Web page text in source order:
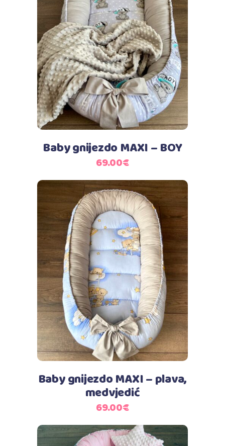
Dodaj u košaricu
Baby gnijezdo MAXI – BOY
69.00€
Dodaj u košaricu
Baby gnijezdo MAXI – plava,
medvjedić
69.00€